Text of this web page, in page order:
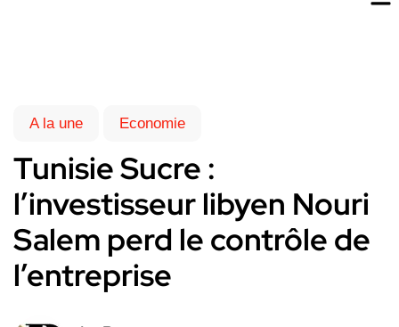
A la une Economie
Tunisie Sucre :
l’investisseur libyen Nouri
Salem perd le contrôle de
l’entreprise